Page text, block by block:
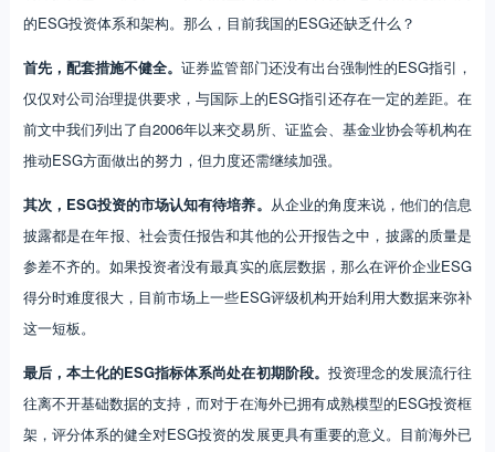
的ESG投资体系和架构。那么，目前我国的ESG还缺乏什么？
首先，配套措施不健全。证券监管部门还没有出台强制性的ESG指引，
仅仅对公司治理提供要求，与国际上的ESG指引还存在一定的差距。在
前文中我们列出了自2006年以来交易所、证监会、基金业协会等机构在
推动ESG方面做出的努力，但力度还需继续加强。
其次，ESG投资的市场认知有待培养。 从企业的角度来说，他们的信息
披露都是在年报、社会责任报告和其他的公开报告之中，披露的质量是
参差不齐的。如果投资者没有最真实的底层数据，那么在评价企业ESG
得分时难度很大，目前市场上一些ESG评级机构开始利用大数据来弥补
这一短板。
最后，本土化的ESG指标体系尚处在初期阶段。 投资理念的发展流行往
往离不开基础数据的支持，而对于在海外已拥有成熟模型的ESG投资框
架，评分体系的健全对ESG投资的发展更具有重要的意义。目前海外已